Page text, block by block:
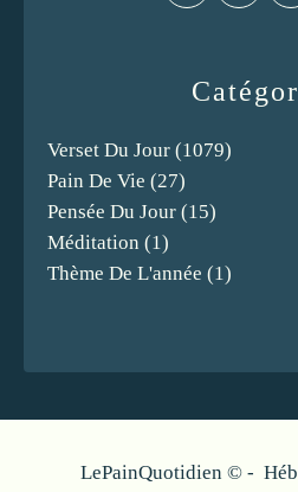
Verset Du Jour (1079)
Pain De Vie (27)
Pensée Du Jour (15)
Méditation (1)
Thème De L'année (1)
LePainQuotidien © -